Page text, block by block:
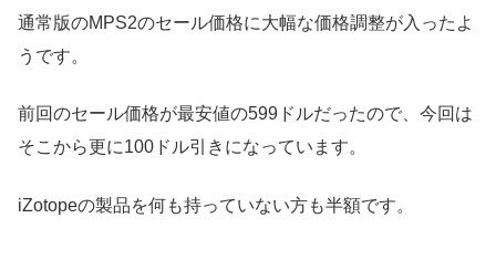
通常版のMPS2のセール価格に大幅な価格調整が入ったよ
うです。
前回のセール価格が最安値の599ドルだったので、今回は
そこから更に100ドル引きになっています。
iZotopeの製品を何も持っていない方も半額です。